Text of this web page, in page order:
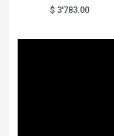
$ 3'783.00